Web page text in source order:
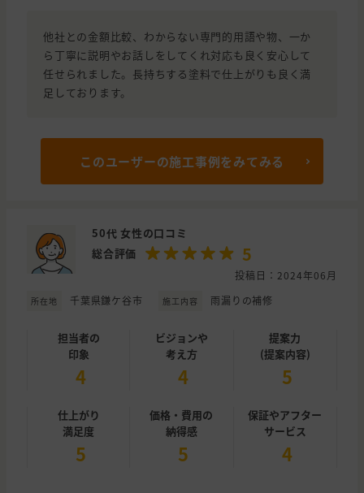
他社との金額比較、わからない専門的用語や物、一か
ら丁寧に説明やお話しをしてくれ対応も良く安心して
任せられました。長持ちする塗料で仕上がりも良く満
足しております。
このユーザーの施工事例をみてみる
50代 女性の口コミ
総合評価
5
投稿日：2024年06月
所在地 千葉県鎌ケ谷市 施工内容 雨漏りの補修
担当者の
印象
4
ビジョンや
考え方
4
提案力
(提案内容)
5
仕上がり
満足度
5
価格・費用の
納得感
5
保証やアフター
サービス
4